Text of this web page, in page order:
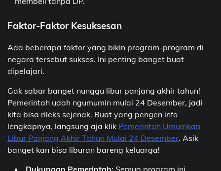
Faktor-Faktor Kesuksesan
Ada beberapa faktor yang bikin program-program di
negara tersebut sukses. Ini penting banget buat
dipelajari.
Gak sabar banget nunggu libur panjang akhir tahun!
Pemerintah udah ngumumin mulai 24 Desember, jadi
kita bisa rileks sejenak. Buat yang pengen info
lengkapnya, langsung aja klik Pemerintah Umumkan
Libur Panjang Akhir Tahun Mulai 24 Desember. Asik
banget kan bisa liburan bareng keluarga!